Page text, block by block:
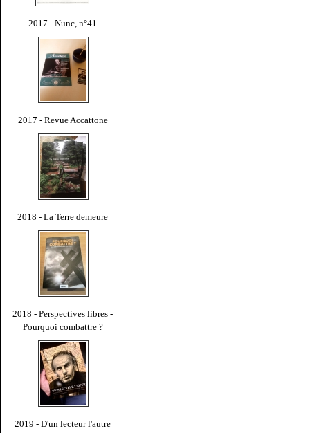
2017 - Nunc, n°41
2017 - Revue Accattone
2018 - La Terre demeure
2018 - Perspectives libres -
Pourquoi combattre ?
2019 - D'un lecteur l'autre